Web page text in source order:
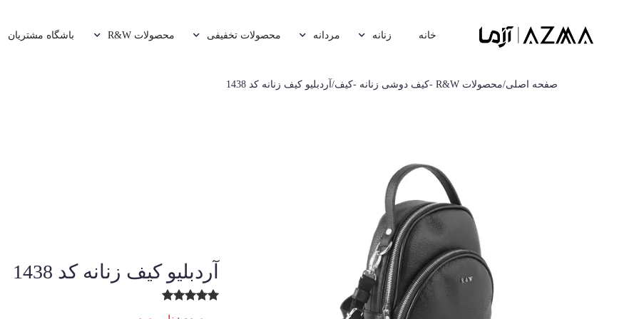
خانه زنانه مردانه محصولات تخفیفی محصولات R&W باشگاه مشتریان
صفحه اصلی/محصولات R&W -کیف دوشی زنانه -کیف/ ‏آردبلیو کیف زنانه کد 1438‏
‏آردبلیو کیف زنانه کد 1438‏